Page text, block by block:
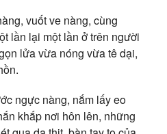
vuốt ve nàng, cùng
lần lại một lần ở trên người
lửa vừa nóng vừa tê dại,
ngực nàng, nắm lấy eo
khắp nơi hôn lên, những